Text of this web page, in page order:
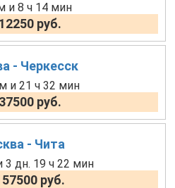
и 8 ч 14 мин
руб.
- Черкесск
и 21 ч 32 мин
руб.
- Чита
3 дн. 19 ч 22 мин
руб.